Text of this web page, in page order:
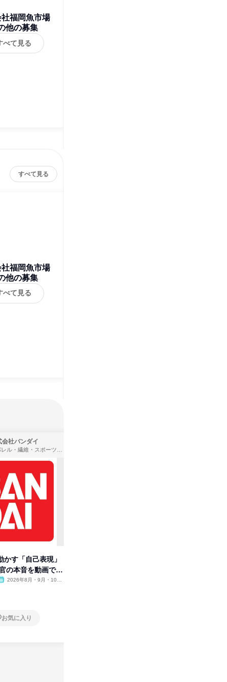
福岡魚市場
他の募集
べて見る
すべて見る
福岡魚市場
他の募集
べて見る
会社バンダイ
かす「自己表現」
の本音を動画で公
2026年8月・9月・10
お気に入り